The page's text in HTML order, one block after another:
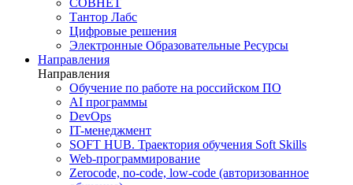
СОВНЕТ
Тантор Лабс
Цифровые решения
Электронные Образовательные Ресурсы
Направления
Направления
Обучение по работе на российском ПО
AI программы
DevOps
IT-менеджмент
SOFT HUB. Траектория обучения Soft Skills
Web-программирование
Zerocode, no-code, low-code (авторизованное